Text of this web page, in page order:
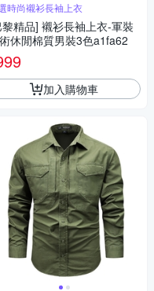
時尚襯衫長袖上衣
精品] 襯衫長袖上衣-軍裝
休閒棉質男裝3色a1fa62
加入購物車